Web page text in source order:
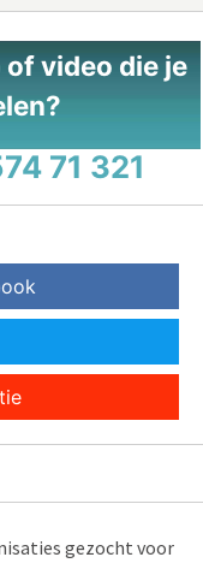
video die je
71 321
gezocht voor